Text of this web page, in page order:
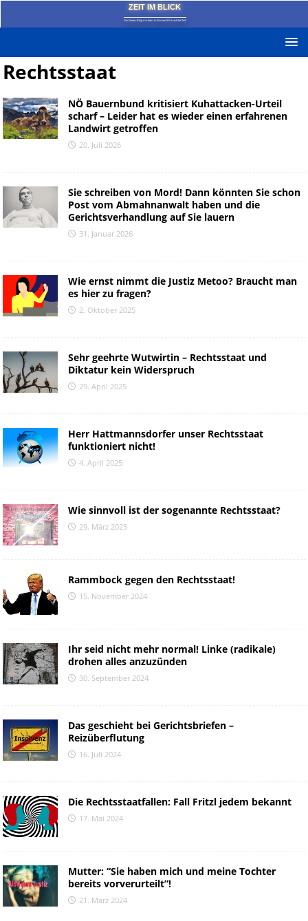
ZEIT IM BLICK
Das News-Blog mit dem kritischen Blick auf die Zeit!
Rechtsstaat
NÖ Bauernbund kritisiert Kuhattacken-Urteil
scharf – Leider hat es wieder einen erfahrenen
Landwirt getroffen
20. Juli 2026
Sie schreiben von Mord! Dann könnten Sie schon
Post vom Abmahnanwalt haben und die
Gerichtsverhandlung auf Sie lauern
31. Januar 2026
Wie ernst nimmt die Justiz Metoo? Braucht man
es hier zu fragen?
2. Oktober 2025
Sehr geehrte Wutwirtin – Rechtsstaat und
Diktatur kein Widerspruch
29. April 2025
Herr Hattmannsdorfer unser Rechtsstaat
funktioniert nicht!
4. April 2025
Wie sinnvoll ist der sogenannte Rechtsstaat?
29. März 2025
Rammbock gegen den Rechtsstaat!
15. November 2024
Ihr seid nicht mehr normal! Linke (radikale)
drohen alles anzuzünden
30. September 2024
Das geschieht bei Gerichtsbriefen –
Reizüberflutung
16. Juli 2024
Die Rechtsstaatfallen: Fall Fritzl jedem bekannt
17. Mai 2024
Mutter: “Sie haben mich und meine Tochter
bereits vorverurteilt”!
21. März 2024